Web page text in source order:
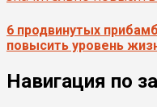
6 продвинутых
повысить уровень
Навигация по